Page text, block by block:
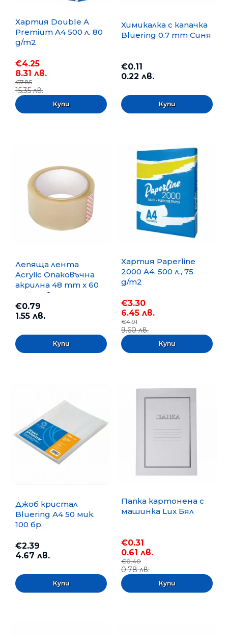
Хартия Double A
Premium A4 500 л. 80
g/m2
€4.25
8.31 лв.
€7.85
15.35 лв.
Химикалка с капачка
Bluering 0.7 mm Синя
€0.11
0.22 лв.
Лепяща лента
Acrylic Опаковъчна
акрилна 48 mm x 60
m, Безцветна
€0.79
1.55 лв.
Хартия Paperline
2000 A4, 500 л., 75
g/m2
€3.30
6.45 лв.
€4.91
9.60 лв.
Джоб кристал
Bluering А4 50 мик.
100 бр.
€2.39
4.67 лв.
Папка картонена с
машинка Lux Бял
€0.31
0.61 лв.
€0.40
0.78 лв.